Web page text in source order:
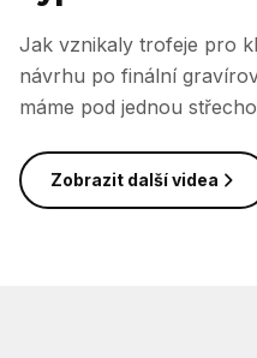
Jak vznikaly trofeje pro
návrhu po finální
máme pod jednou
Zobrazit další videa